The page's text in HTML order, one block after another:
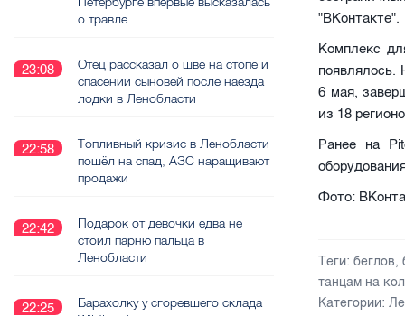
"ВКонтакте".
Комплекс
появлялось.
6 мая,
из 18
Ранее на
Фото:
Теги: беглов,
танцам на
Категории:
о травле
23:08
Отец рассказал о шве на стопе и
спасении сыновей после наезда
лодки в Ленобласти
22:58
Топливный кризис в Ленобласти
пошёл на спад, АЗС наращивают
продажи
22:42
Подарок от девочки едва не
стоил парню пальца в
Ленобласти
22:25
Барахолку у сгоревшего склада